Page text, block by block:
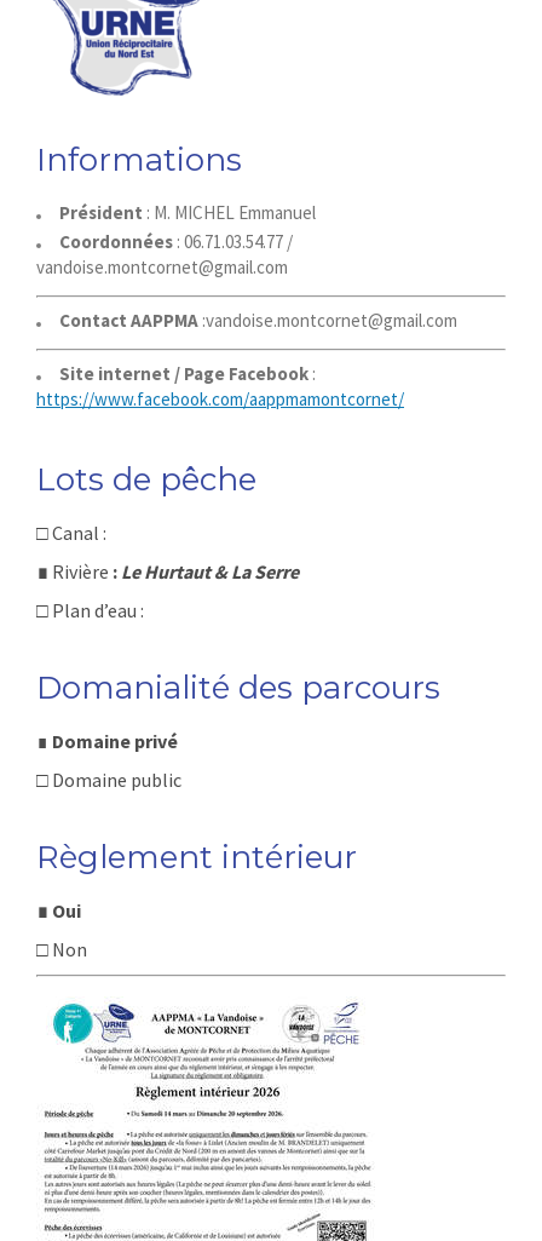
Informations
Président : M. MICHEL Emmanuel
Coordonnées : 06.71.03.54.77 /
vandoise.montcornet@gmail.com
Contact AAPPMA :vandoise.montcornet@gmail.com
Site internet / Page Facebook :
https://www.facebook.com/aappmamontcornet/
Lots de pêche
□Canal :
∎ Rivière : Le Hurtaut & La Serre
□ Plan d’eau :
Domanialité des parcours
∎ Domaine privé
□ Domaine public
Règlement intérieur
∎ Oui
□ Non